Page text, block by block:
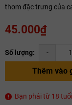
thơm đặc trưng của
45.000₫
Số lượng: -
Thêm vào
Bạn phải từ 18